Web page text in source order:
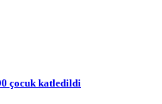
çocuk katledildi